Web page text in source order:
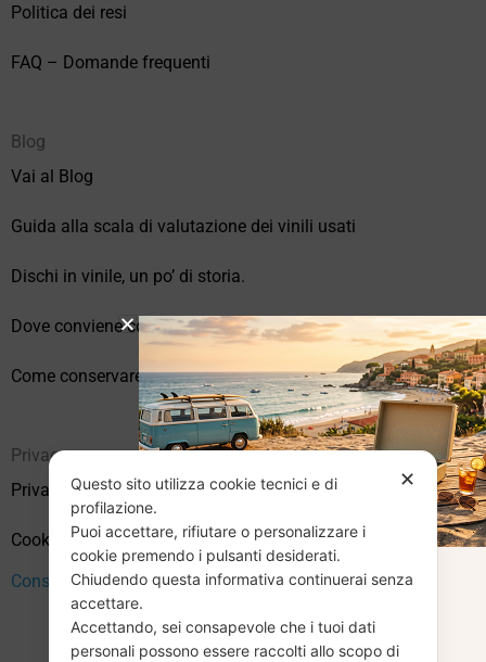
Politica dei resi
FAQ – Domande frequenti
Blog
Vai al Blog
Guida alla scala di valutazione dei vinili usati
Dischi in vinile, un po’ di storia.
Dove conviene comprare vinili online?
Come conservare correttamente i vinili usati
Privacy
Privacy Policy
Cookie Policy (UE)
Consenso
✕
Questo sito utilizza cookie tecnici e di
profilazione.
Puoi accettare, rifiutare o personalizzare i
cookie premendo i pulsanti desiderati.
Chiudendo questa informativa continuerai senza
accettare.
Accettando, sei consapevole che i tuoi dati
personali possono essere raccolti allo scopo di
CHIUSURA